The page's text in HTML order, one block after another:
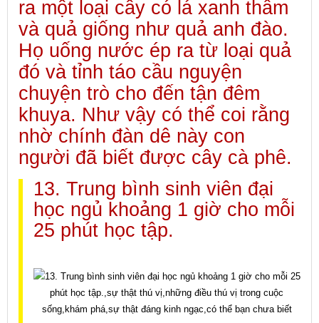
ra một loại cây có lá xanh thẫm
và quả giống như quả anh đào.
Họ uống nước ép ra từ loại quả
đó và tỉnh táo cầu nguyện
chuyện trò cho đến tận đêm
khuya. Như vậy có thể coi rằng
nhờ chính đàn dê này con
người đã biết được cây cà phê.
13. Trung bình sinh viên đại
học ngủ khoảng 1 giờ cho mỗi
25 phút học tập.